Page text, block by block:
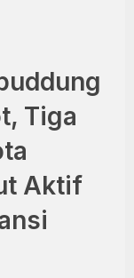
Tiga
Aktif